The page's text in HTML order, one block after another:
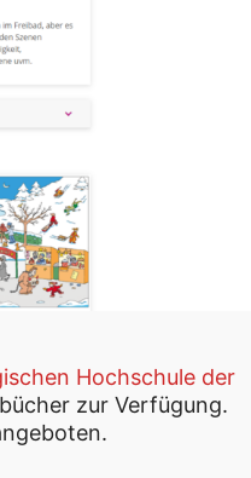
Hochschule der
zur Verfügung.